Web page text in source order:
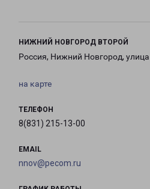
НИЖНИЙ НОВГОРОД ВТОРОЙ
Россия, Нижний Новгород,
на карте
ТЕЛЕФОН
8(831) 215-13-00
EMAIL
nnov@pecom.ru